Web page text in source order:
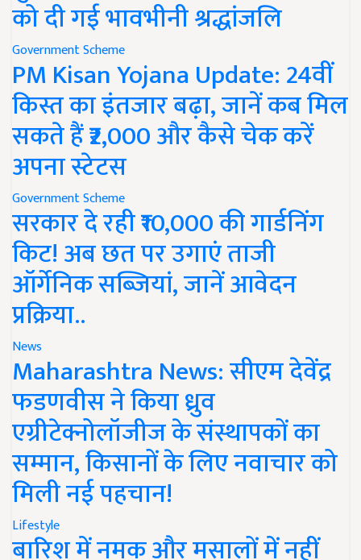
को दी गई भावभीनी श्रद्धांजलि
Government Scheme
PM Kisan Yojana Update: 24वीं
किस्त का इंतजार बढ़ा, जानें कब मिल
सकते हैं ₹2,000 और कैसे चेक करें
अपना स्टेटस
Government Scheme
सरकार दे रही ₹10,000 की गार्डनिंग
किट! अब छत पर उगाएं ताजी
ऑर्गेनिक सब्जियां, जानें आवेदन
प्रक्रिया..
News
Maharashtra News: सीएम देवेंद्र
फडणवीस ने किया ध्रुव
एग्रीटेक्नोलॉजीज के संस्थापकों का
सम्मान, किसानों के लिए नवाचार को
मिली नई पहचान!
Lifestyle
बारिश में नमक और मसालों में नहीं